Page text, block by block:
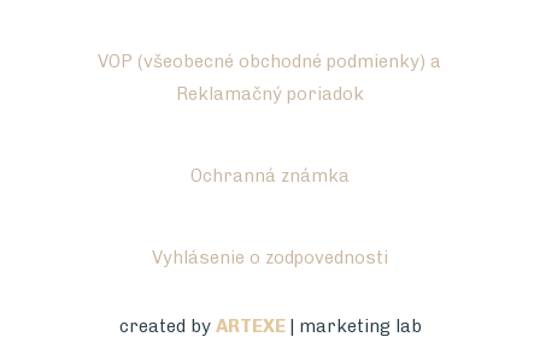
VOP (všeobecné obchodné podmienky) a
Reklamačný poriadok
Ochranná známka
Vyhlásenie o zodpovednosti
created by ARTEXE | marketing lab